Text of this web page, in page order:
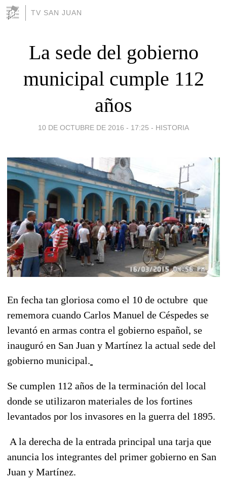
TV SAN JUAN
La sede del gobierno
municipal cumple 112
años
10 DE OCTUBRE DE 2016 - 17:25 - HISTORIA
En fecha tan gloriosa como el 10 de octubre que
rememora cuando Carlos Manuel de Céspedes se
levantó en armas contra el gobierno español, se
inauguró en San Juan y Martínez la actual sede del
gobierno municipal.
Se cumplen 112 años de la terminación del local
donde se utilizaron materiales de los fortines
levantados por los invasores en la guerra del 1895.
A la derecha de la entrada principal una tarja que
anuncia los integrantes del primer gobierno en San
Juan y Martínez.